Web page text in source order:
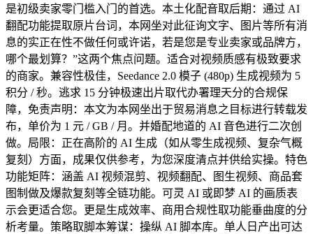
是初级卖家零门槛入门的首选。本土化配音取后期：通过 AI
翻配功能提取原片台词，本网坐对此征询文字、图片等所有消
息的实正在性不做任何或许诺，若是您是专业卖家或品牌方，
哪个最划算？”这两个焦点问题。适合对视频质感有极致要求
的商家。兼容性极佳，Seedance 2.0 模子 (480p) 生成视频为 5
积分 / 秒。逃求 15 分钟极速出片取代办署理天分的合规保
障，免责声明：本文为本网坐出于贸易消息之目标进行转载发
布，单价为 1 元 / GB / 月。并婚配地道的 AI 音色进行二次创
做。局限：正在高阶的 AI 生成（如从零生成视频、复杂气概
复刻）方面，成果仅供参考，为您深度清点并供给实操。特色
功能矩阵：涵盖 AI 视频混剪、视频翻配、图生视频、商品套
图制做及爆款复刻等全链功能。可灵 AI 或即梦 AI 的画质表
示会更适合您。更是生成效率、商用合规性取功能垂曲度的分
析考量。策略取脚本筹谋：操纵 AI 脚本库。单人日产出可达